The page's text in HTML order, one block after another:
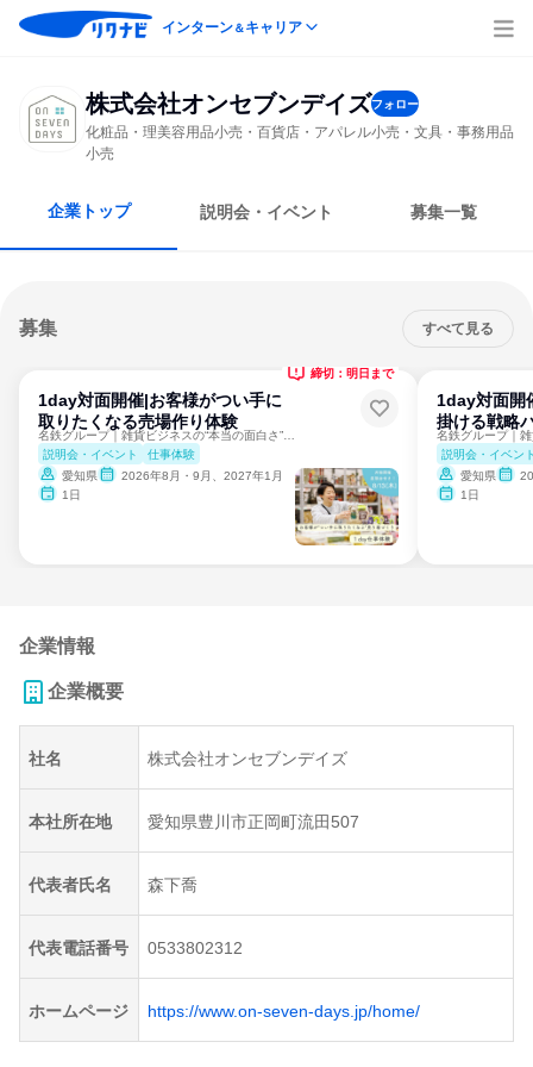
インターン＆キャリア
株式会社オンセブンデイズフォロー
化粧品・理美容用品小売・百貨店・アパレル小売・文具・事務用品
小売
企業トップ 説明会・イベント 募集一覧
募集 すべて見る
1day対面開催|お客様がつい手に
取りたくなる売場作り体験
説明会・イベント
仕事体験
愛知県
2026年8月・9月、2027年1月
1日
締切：明日まで
1day対面開
掛ける戦略
説明会・イベン
愛知県
1日
企業情報
企業概要
社名 株式会社オンセブンデイズ
本社所在地 愛知県豊川市正岡町流田507
代表者氏名 森下喬
代表電話番号 0533802312
ホームページ https://www.on-seven-days.jp/home/